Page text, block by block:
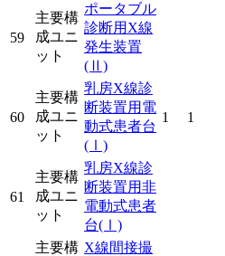
59
主要構
成ユニ
ット
ポータブル
診断用X線
発生装置
(Ⅱ)
60
主要構
成ユニ
ット
乳房X線診
断装置用電
動式患者台
(Ⅰ)
1 1
61
主要構
成ユニ
ット
乳房X線診
断装置用非
電動式患者
台(Ⅰ)
主要構 X線間接撮